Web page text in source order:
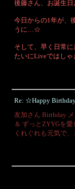
後藤さん、お誕生日
今日からの1年が、
うに…☆
そして、早く日常
たいにLiveではしゃ
Re: ☆Happy
友加さん Birthday
＆ ずっとZYYGを
くれぐれも元気で